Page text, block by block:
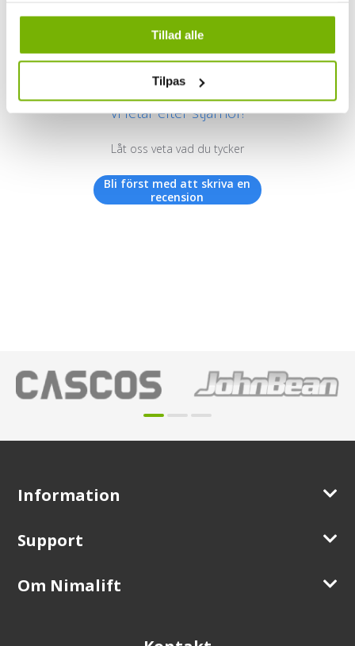
Tillad alle
Tilpas
Kundrecensioner
Vi letar efter stjärnor!
Låt oss veta vad du tycker
Bli först med att skriva en
recension
Information
Support
Om Nimalift